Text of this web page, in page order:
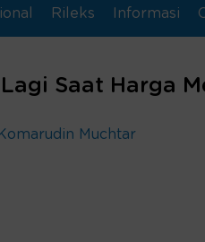
Rileks Informasi
Saat Harga
Komarudin Muchtar